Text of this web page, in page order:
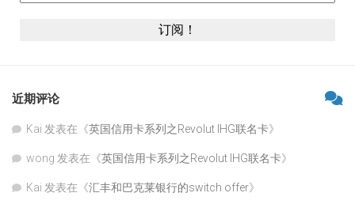
近期评论
Kai 发表在《英国信用卡系列之Revolut IHG联名卡》
wong 发表在《英国信用卡系列之Revolut IHG联名卡》
Kai 发表在《汇丰和巴克莱银行的switch offer》